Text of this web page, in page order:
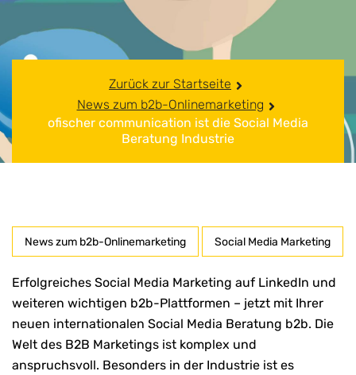
Zurück zur Startseite
News zum b2b-Onlinemarketing
ofischer communication ist die Social Media
Beratung Industrie
News zum b2b-Onlinemarketing Social Media Marketing
Erfolgreiches Social Media Marketing auf LinkedIn und
weiteren wichtigen b2b-Plattformen – jetzt mit Ihrer
neuen internationalen Social Media Beratung b2b. Die
Welt des B2B Marketings ist komplex und
anspruchsvoll. Besonders in der Industrie ist es